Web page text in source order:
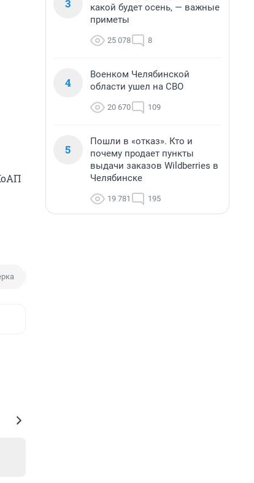
3
какой будет осень, — важные
приметы
25 078 8
4
Военком Челябинской
области ушел на СВО
20 670 109
5
Пошли в «отказ». Кто и
почему продает пункты
выдачи заказов Wildberries в
Челябинске
19 781 195